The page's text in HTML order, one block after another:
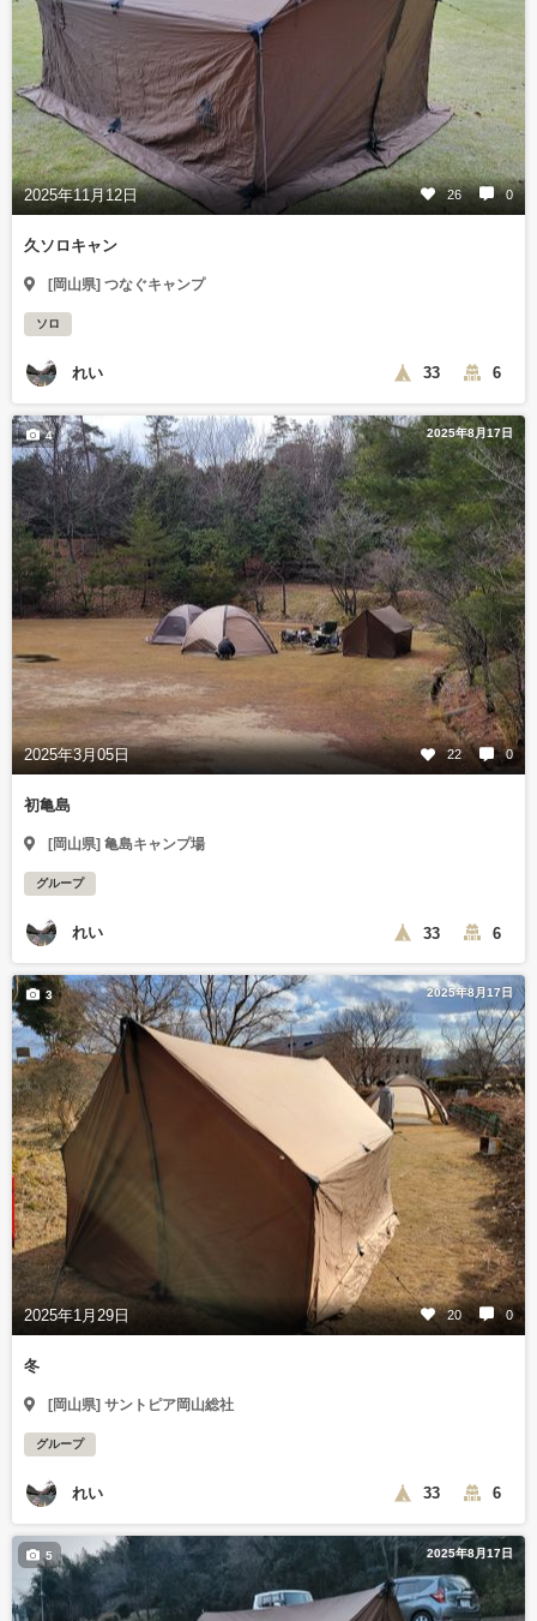
2025年11月12日 26 0
久ソロキャン
[岡山県] つなぐキャンプ
ソロ
れい 33 6
2025年8月17日
2025年3月05日 22 0
4
初亀島
[岡山県] 亀島キャンプ場
グループ
れい 33 6
2025年8月17日
2025年1月29日 20 0
3
冬
[岡山県] サントピア岡山総社
グループ
れい 33 6
2025年8月17日
5